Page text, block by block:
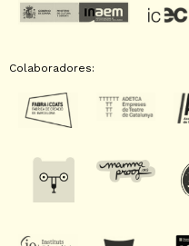
Colaboradores: